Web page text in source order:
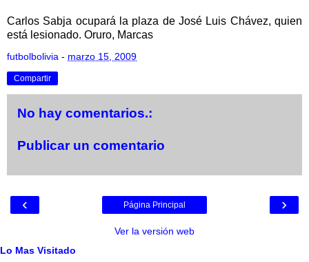
Carlos Sabja ocupará la plaza de José Luis Chávez, quien
está lesionado. Oruro, Marcas
futbolbolivia - marzo 15, 2009
Compartir
No hay comentarios.:
Publicar un comentario
‹ ›
Página Principal
Ver la versión web
Lo Mas Visitado